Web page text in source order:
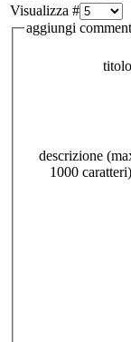
Visualizza #
aggiungi
descrizione
1000